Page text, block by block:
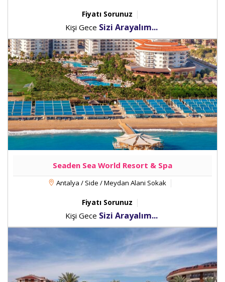
Fiyatı Sorunuz
Kişi Gece Sizi Arayalım...
Seaden Sea World Resort & Spa
Antalya / Side / Meydan Alani Sokak
Fiyatı Sorunuz
Kişi Gece Sizi Arayalım...